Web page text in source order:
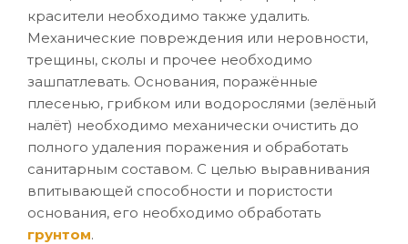
красители необходимо также удалить.
Механические повреждения или неровности,
трещины, сколы и прочее необходимо
зашпатлевать. Основания, поражённые
плесенью, грибком или водорослями (зелёный
налёт) необходимо механически очистить до
полного удаления поражения и обработать
санитарным составом. С целью выравнивания
впитывающей способности и пористости
основания, его необходимо обработать
грунтом.